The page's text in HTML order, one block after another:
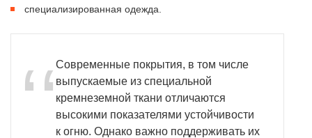
специализированная одежда.
Современные покрытия, в том числе
выпускаемые из специальной
кремнеземной ткани отличаются
высокими показателями устойчивости
к огню. Однако важно поддерживать их